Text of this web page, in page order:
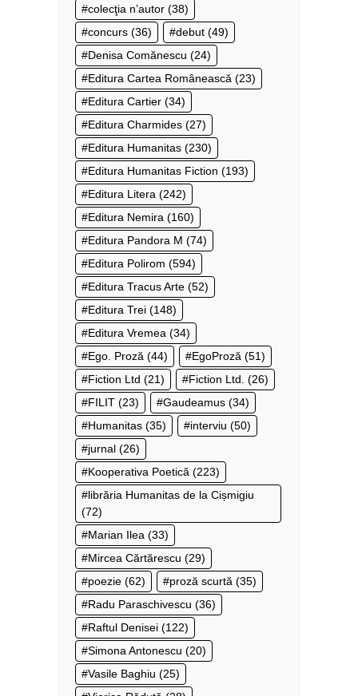
colecţia n’autor (38)
concurs (36) debut (49)
Denisa Comănescu (24)
Editura Cartea Românească (23)
Editura Cartier (34)
Editura Charmides (27)
Editura Humanitas (230)
Editura Humanitas Fiction (193)
Editura Litera (242)
Editura Nemira (160)
Editura Pandora M (74)
Editura Polirom (594)
Editura Tracus Arte (52)
Editura Trei (148)
Editura Vremea (34)
Ego. Proză (44) EgoProză (51)
Fiction Ltd (21) Fiction Ltd. (26)
FILIT (23) Gaudeamus (34)
Humanitas (35) interviu (50)
jurnal (26)
Kooperativa Poetică (223)
librăria Humanitas de la Cișmigiu
(72)
Marian Ilea (33)
Mircea Cărtărescu (29)
poezie (62) proză scurtă (35)
Radu Paraschivescu (36)
Raftul Denisei (122)
Simona Antonescu (20)
Vasile Baghiu (25)